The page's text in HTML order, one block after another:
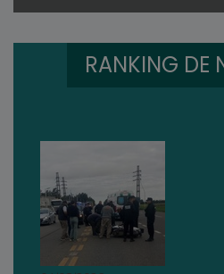
RANKING DE